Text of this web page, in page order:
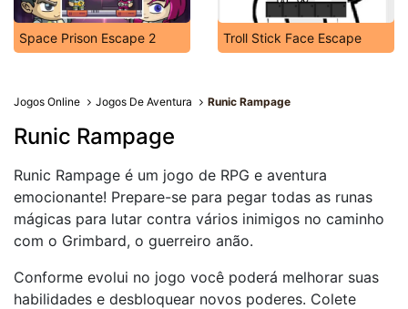
Space Prison Escape 2 Troll Stick Face Escape
Jogos Online Jogos De Aventura Runic Rampage
Runic Rampage
Runic Rampage é um jogo de RPG e aventura
emocionante! Prepare-se para pegar todas as runas
mágicas para lutar contra vários inimigos no caminho
com o Grimbard, o guerreiro anão.
Conforme evolui no jogo você poderá melhorar suas
habilidades e desbloquear novos poderes. Colete